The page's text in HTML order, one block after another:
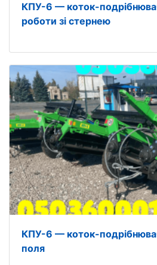
КПУ-6 — коток-
роботи зі стернею
КПУ-6 — коток-
поля